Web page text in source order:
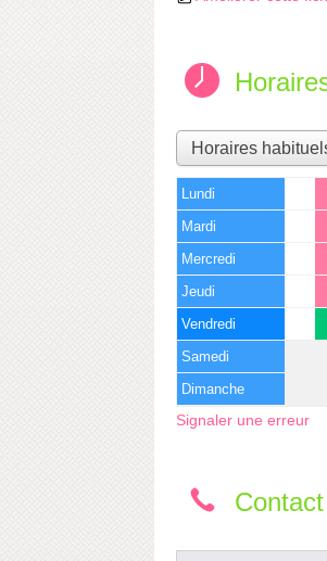
Lundi
Mardi
Mercredi
Jeudi
Vendredi
Samedi
Dimanche
Signaler une erreur
Contact